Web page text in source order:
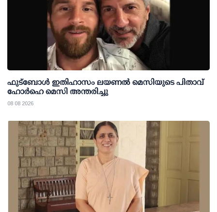
ഫുട്ബോൾ ഇതിഹാസം ലയണൽ മെസിയുടെ പിതാവ്
ഹോർഹെ മെസി അന്തരിച്ചു
08 08 2026